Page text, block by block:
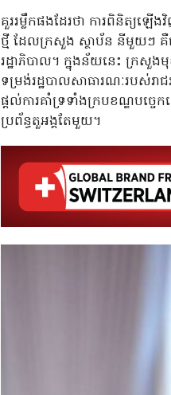
គួររម្លឹកផងដែរថា ការពិនិត្យឡើង
ថ្មី ដែលក្រសួង ស្ថាប័ន នីមួយៗ គឺ
រដ្ឋាភិបាល។ ក្នុងន័យនេះ ក្រសួងមុ
ទម្រង់រដ្ឋបាលសាធារណៈរបស់រា
ផ្តល់ការគាំទ្រទាំងក្របខណ្ឌបច្ច
ប្រព័ន្ធតួអង្គតែមួយ។